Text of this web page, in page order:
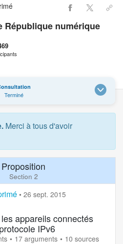
République numérique
Terminé
Merci à tous d'avoir
Proposition
Section 2
• 26 sept. 2015
appareils connectés
IPv6
17 arguments 10 sources